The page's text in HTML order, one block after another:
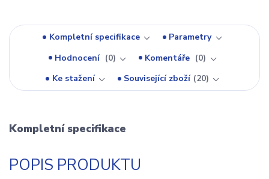
Kompletní specifikace
Parametry
Hodnocení
0 Komentáře
0
Ke stažení
Související zboží 20
Kompletní specifikace
POPIS PRODUKTU